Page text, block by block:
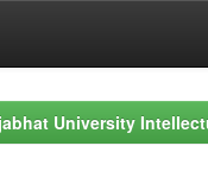
University